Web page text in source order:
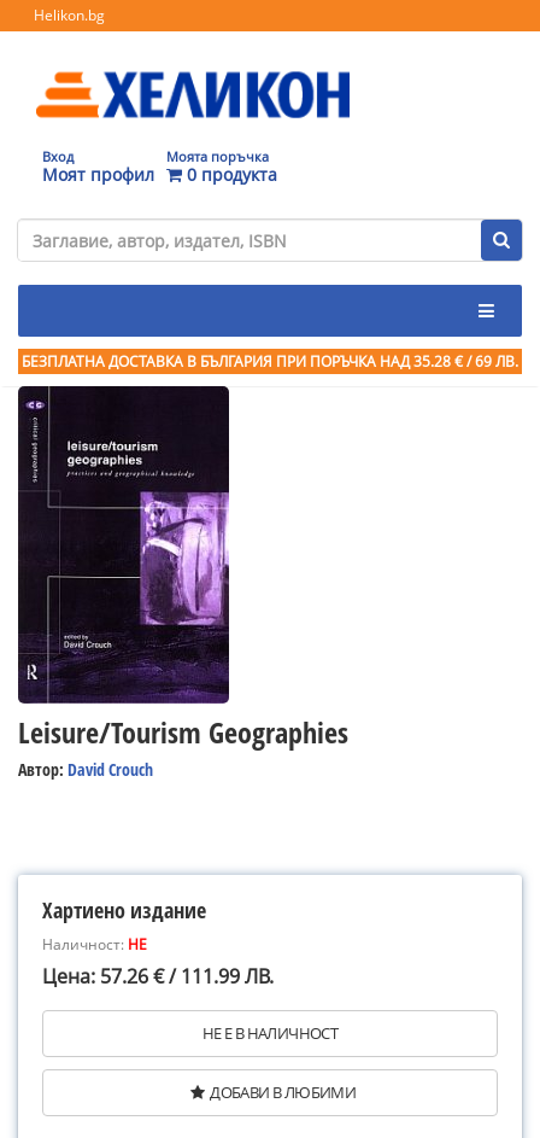
Helikon.bg
Вход
Моят профил
Моята поръчка
0 продукта
БЕЗПЛАТНА ДОСТАВКА В БЪЛГАРИЯ ПРИ ПОРЪЧКА НАД 35.28 € / 69 ЛВ.
Leisure/Tourism Geographies
Автор: David Crouch
Хартиено издание
Наличност: НЕ
Цена: 57.26 € / 111.99 ЛВ.
НЕ Е В НАЛИЧНОСТ
ДОБАВИ В ЛЮБИМИ